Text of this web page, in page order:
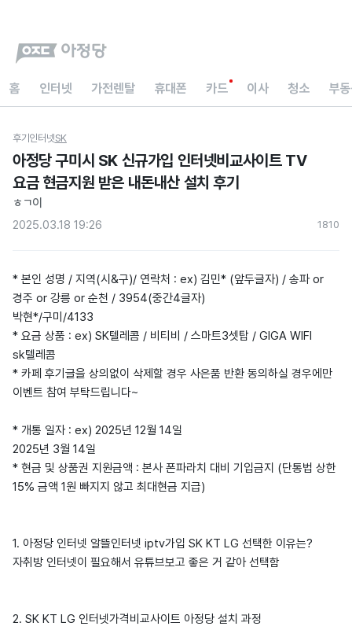
홈 인터넷 가전렌탈 휴대폰 카드 이사 청소 부
후기 인터넷SK
아정당 구미시 SK 신규가입 인터넷비교사이트 TV
요금 현금지원 받은 내돈내산 설치 후기
ㅎㄱ이
2025.03.18 19:26
181 0
* 본인 성명 / 지역(시&구)/ 연락처 : ex) 김민* (앞두글자) / 송파 or
경주 or 강릉 or 순천 / 3954(중간4글자)
박현*/구미/4133
* 요금 상품 : ex) SK텔레콤 / 비티비 / 스마트3셋탑 / GIGA WIFI
sk텔레콤
* 카페 후기글을 상의없이 삭제할 경우 사은품 반환 동의하실 경우에만
이벤트 참여 부탁드립니다~
* 개통 일자 : ex) 2025년 12월 14일
2025년 3월 14일
* 현금 및 상품권 지원금액 : 본사 폰파라치 대비 기입금지 (단통법 상한
15% 금액 1원 빠지지 않고 최대현금 지급)
1. 아정당 인터넷 알뜰인터넷 iptv가입 SK KT LG 선택한 이유는?
자취방 인터넷이 필요해서 유튜브보고 좋은 거 같아 선택함
2. SK KT LG 인터넷가격비교사이트 아정당 설치 과정